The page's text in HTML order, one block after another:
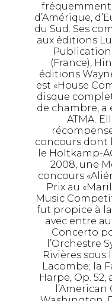
fréquemment
d’Amérique,
du Sud. Ses
aux éditions
(France),
éditions
est «House
disque
de chambre, a
ATMA.
concours dont
le Holtkamp-
2008, une
concours
Prix au
Music
fut propice à
avec entre
Concerto
l’Orchestre
Rivières sous
Lacombe; la
Harpe, Op.